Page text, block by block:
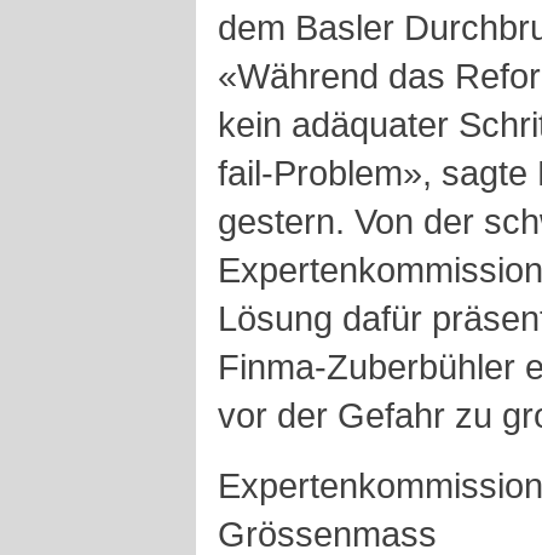
dem Basler
«Während das
kein adäquater
fail-Problem»,
gestern. Von der
Lösung dafür
Finma-Zuberbühler
vor der Gefahr zu
Grössenmass